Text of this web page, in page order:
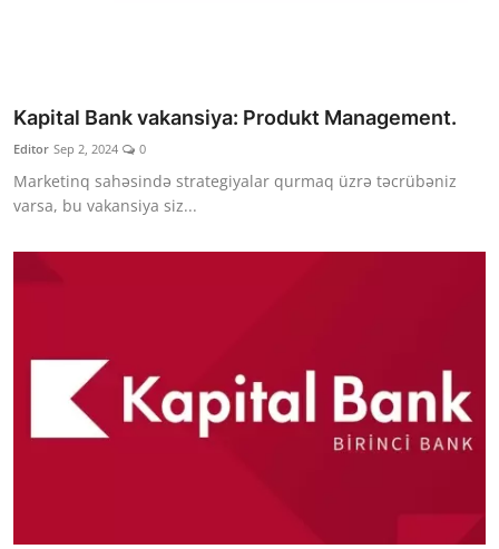
Kapital Bank vakansiya: Produkt Management.
Editor Sep 2, 2024 0
Marketinq sahəsində strategiyalar qurmaq üzrə təcrübəniz
varsa, bu vakansiya siz...